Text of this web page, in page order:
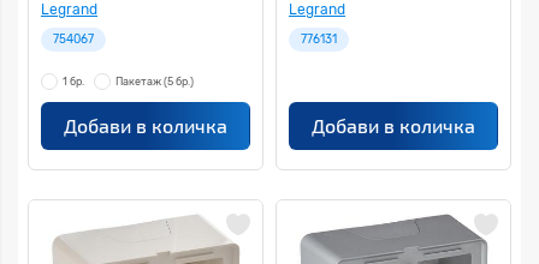
Legrand
754067
1 бр. Пакетаж (5 бр.)
Добави в количка
Legrand
776131
Добави в количка